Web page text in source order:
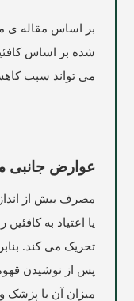
شده بر اساس
می تواند سبب کاهش حدود 4 کیلوگرم
عوارض جانبی
مصرف بیش از
یا اعتیاد به
تحریک می کند.
پس از نوشیدن
میزان آن با